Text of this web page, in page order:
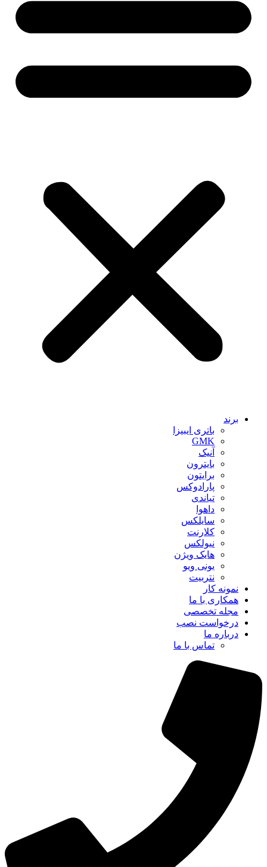
برند
باتری ایبیزا
GMK
آنیک
بایترون
برایتون
پارادوکس
تیاندی
داهوا
سایلکس
کلارنت
نیولکس
هایک ویژن
یونی ویو
نتربیت
نمونه کار
همکاری با ما
مجله تخصصی
درخواست نصب
درباره ما
تماس با ما